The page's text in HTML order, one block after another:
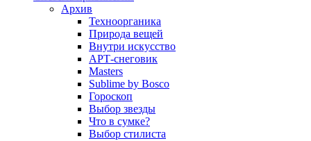
Архив
Техноорганика
Природа вещей
Внутри искусство
АРТ-снеговик
Masters
Sublime by Bosco
Гороскоп
Выбор звезды
Что в сумке?
Выбор стилиста